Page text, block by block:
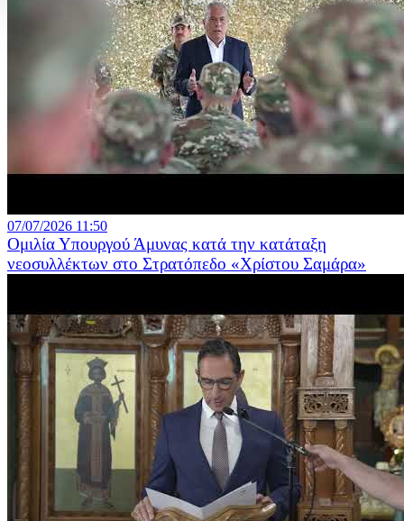
07/07/2026 11:50
Ομιλία Υπουργού Άμυνας κατά την κατάταξη
νεοσυλλέκτων στο Στρατόπεδο «Χρίστου Σαμάρα»